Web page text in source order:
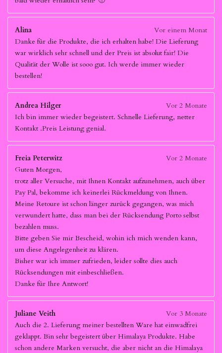
Alina
Vor einem Monat
Danke für die Produkte, die ich erhalten habe! Die Lieferung
war wirklich sehr schnell und der Preis ist absolut fair! Die
Qualität der Wolle ist sooo gut. Ich werde immer wieder
bestellen!
Andrea Hilger
Vor 2 Monate
Ich bin immer wieder begeistert. Schnelle Lieferung, netter
Kontakt .Preis Leistung genial.
Freia Peterwitz
Vor 2 Monate
Guten Morgen,
trotz aller Versuche, mit Ihnen Kontakt aufzunehmen, auch über
Pay Pal, bekomme ich keinerlei Rückmeldung von Ihnen.
Meine Retoure ist schon länger zurück gegangen, was mich
verwundert hatte, dass man bei der Rücksendung Porto selbst
bezahlen muss.
Bitte geben Sie mir Bescheid, wohin ich mich wenden kann,
um diese Angelegenheit zu klären.
Bisher war ich immer zufrieden, leider sollte dies auch
Rücksendungen mit einbeschließen.
Danke für Ihre Antwort!
Juliane Veith
Vor 3 Monate
Auch die 2. Lieferung meiner bestellten Ware hat einwadfrei
geklappt. Bin sehr begeistert über Himalaya Produkte. Habe
schon andere Marken versucht, die aber nicht an die Himalaya